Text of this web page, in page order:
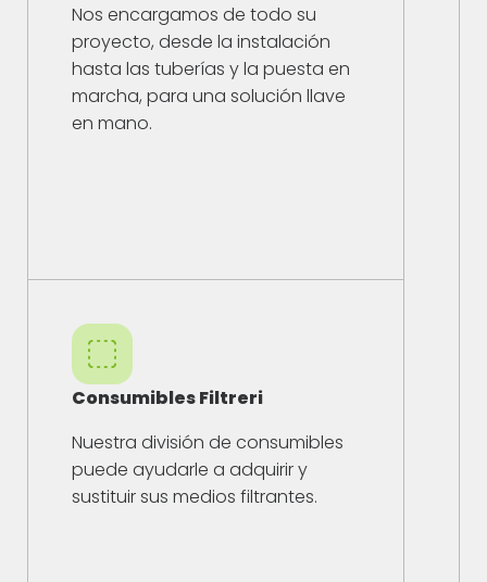
Nos encargamos de todo su
proyecto, desde la instalación
hasta las tuberías y la puesta en
marcha, para una solución llave
en mano.
Consumibles Filtreri
Nuestra división de consumibles
puede ayudarle a adquirir y
sustituir sus medios filtrantes.